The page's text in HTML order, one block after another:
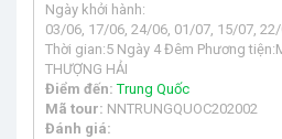
Ngày khởi hành:
03/06, 17/06, 24/06, 01/07, 15/07,
Thời gian:5 Ngày 4 Đêm Phương
THƯỢNG HẢI
Điểm đến:Trung Quốc
Mã tour: NNTRUNGQUOC202002
Đánh giá: